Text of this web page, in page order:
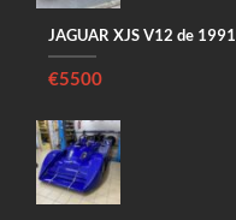
JAGUAR XJS V12 de 1991
€5500